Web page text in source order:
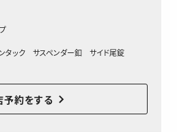
タック サスペンダー釦 サイド尾錠
予約をする